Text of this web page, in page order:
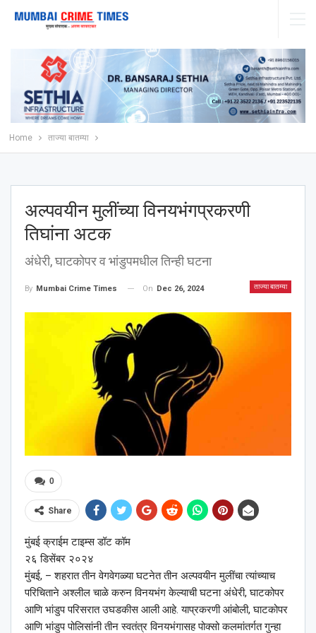
Home ताज्या बातम्या
अल्पवयीन मुलींच्या विनयभंगप्रकरणी
तिघांना अटक
अंधेरी, घाटकोपर व भांडुपमधील तिन्ही घटना
ताज्या बातम्या
By Mumbai Crime Times On Dec 26, 2024
0
Share
मुंबई क्राईम टाइम्स डॉट कॉम
२६ डिसेंबर २०२४
मुंबई, – शहरात तीन वेगवेगळ्या घटनेत तीन अल्पवयीन मुलींचा त्यांच्याच
परिचिताने अश्‍लील चाळे करुन विनयभंग केल्याची घटना अंधेरी, घाटकोपर
आणि भांडुप परिसरात उघडकीस आली आहे. याप्रकरणी आंबोली, घाटकोपर
आणि भांडुप पोलिसांनी तीन स्वतंत्र विनयभंगासह पोक्सो कलमांतर्गत गुन्हा